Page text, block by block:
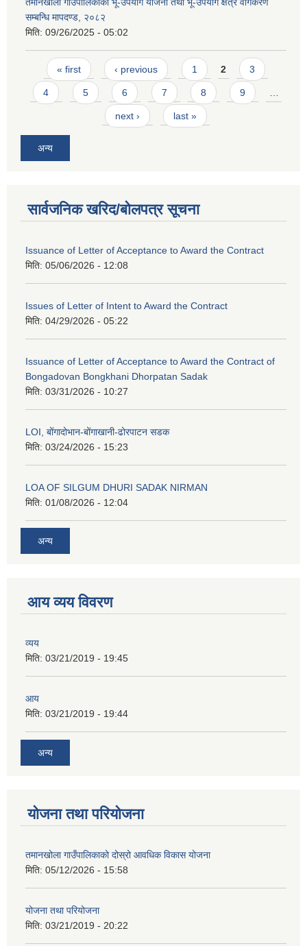
सम्बन्धि मापदण्ड, २०८२
मिति: 09/26/2025 - 05:02
Pages
« first ‹ previous 1 2 3
4 5 6 7 8 9 …
next › last »
अन्य
सार्वजनिक खरिद/बोलपत्र सूचना
Issuance of Letter of Acceptance to Award the Contract
मिति: 05/06/2026 - 12:08
Issues of Letter of Intent to Award the Contract
मिति: 04/29/2026 - 05:22
Issuance of Letter of Acceptance to Award the Contract of
Bongadovan Bongkhani Dhorpatan Sadak
मिति: 03/31/2026 - 10:27
LOI, बोंगादोभान-बोंगाखानी-ढोरपाटन सडक
मिति: 03/24/2026 - 15:23
LOA OF SILGUM DHURI SADAK NIRMAN
मिति: 01/08/2026 - 12:04
अन्य
आय व्यय विवरण
व्यय
मिति: 03/21/2019 - 19:45
आय
मिति: 03/21/2019 - 19:44
अन्य
योजना तथा परियोजना
तमानखोला गाउँपालिकाको दोस्रो आवधिक विकास योजना
मिति: 05/12/2026 - 15:58
योजना तथा परियोजना
मिति: 03/21/2019 - 20:22